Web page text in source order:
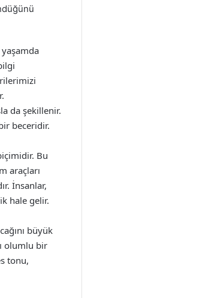
da şekillenir.
beceridir.
Bu
araçları
İnsanlar,
hale gelir.
büyük
olumlu bir
tonu,